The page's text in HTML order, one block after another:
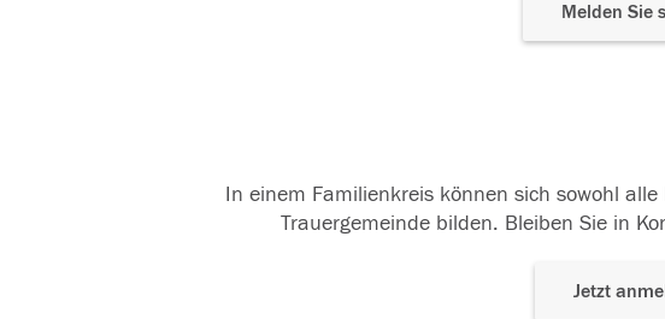
Melden Sie
In einem Familienkreis können sich sowohl
Trauergemeinde bilden. Bleiben Sie in
Jetzt